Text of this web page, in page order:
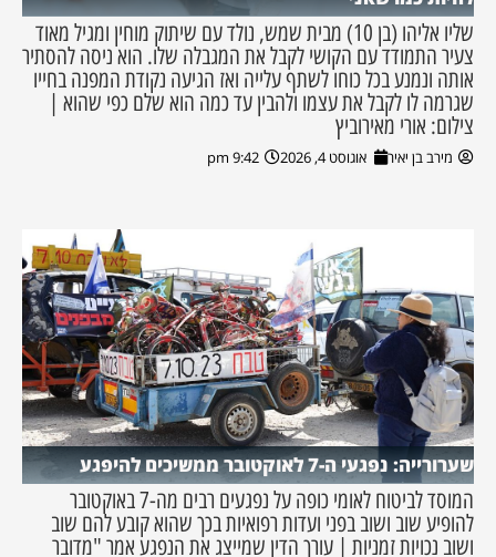
שליו אליהו (בן 10) מבית שמש, נולד עם שיתוק מוחין ומגיל מאוד
צעיר התמודד עם הקושי לקבל את המגבלה שלו. הוא ניסה להסתיר
אותה ונמנע בכל כוחו לשתף עלייה ואז הגיעה נקודת המפנה בחייו
שגרמה לו לקבל את עצמו ולהבין עד כמה הוא שלם כפי שהוא |
צילום: אורי מאירוביץ
מירב בן יאיר אוגוסט 4, 2026 9:42 pm
שערורייה: נפגעי ה-7 לאוקטובר ממשיכים להיפגע
המוסד לביטוח לאומי כופה על נפגעים רבים מה-7 באוקטובר
להופיע שוב ושוב בפני ועדות רפואיות בכך שהוא קובע להם שוב
ושוב נכויות זמניות | עורך הדין שמייצג את הנפגע אמר "מדובר